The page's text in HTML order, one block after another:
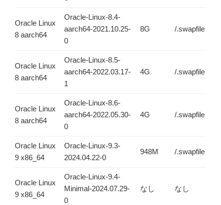
Oracle Linux
8 aarch64
Oracle-Linux-8.4-
aarch64-2021.10.25-
0
8G /.swapfile
Oracle Linux
8 aarch64
Oracle-Linux-8.5-
aarch64-2022.03.17-
1
4G /.swapfile
Oracle Linux
8 aarch64
Oracle-Linux-8.6-
aarch64-2022.05.30-
0
4G /.swapfile
Oracle Linux
9 x86_64
Oracle-Linux-9.3-
2024.04.22-0
948M /.swapfile
Oracle Linux
9 x86_64
Oracle-Linux-9.4-
Minimal-2024.07.29-
0
なし なし